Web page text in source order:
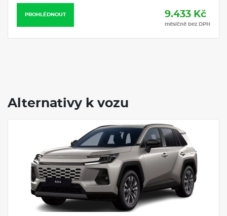
PROHLÉDNOUT 9.433 Kč
měsíčně bez DPH
Alternativy k vozu